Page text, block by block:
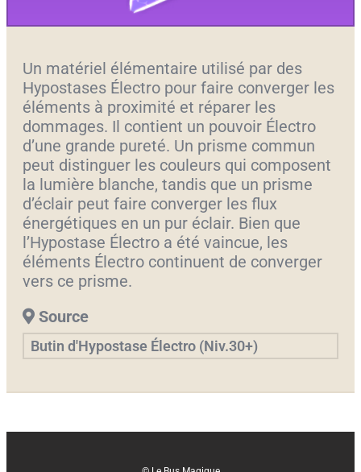
Un matériel élémentaire utilisé par des
Hypostases Électro pour faire converger les
éléments à proximité et réparer les
dommages. Il contient un pouvoir Électro
d’une grande pureté. Un prisme commun
peut distinguer les couleurs qui composent
la lumière blanche, tandis que un prisme
d’éclair peut faire converger les flux
énergétiques en un pur éclair. Bien que
l’Hypostase Électro a été vaincue, les
éléments Électro continuent de converger
vers ce prisme.
Source
Butin d'Hypostase Électro (Niv.30+)